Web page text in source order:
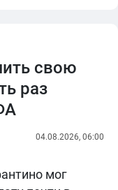
свою
раз
04.08.2026, 06:00
мог